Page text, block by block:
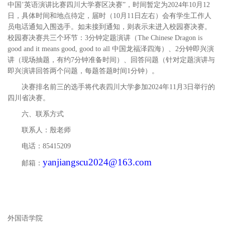
中国’英语演讲比赛四川大学赛区决赛”，时间暂定为2024年10 月 12
日，具体时间和地点待定，届时（ 10 月 11 日左右）会有学生工作人
员电话通知入围选手。如未接到通知，则表示未进入校园赛决赛。
校园赛决赛共三个环节： 3分钟定题演讲（The Chinese Dragon is
good and it means good, good to all 中国龙福泽四海）、 2分钟即兴演
讲（现场抽题，有约7分钟准备时间）、回答问题（针对定题演讲与
即兴演讲回答两个问题，每题答题时间1分钟）。
决赛排名前三的选手将代表四川大学参加2024年11 月 3日举行的
四川省决赛。
六、联系方式
联系人：殷老师
电话： 85415209
邮箱： yanjiangscu2024@163.com
外国语学院